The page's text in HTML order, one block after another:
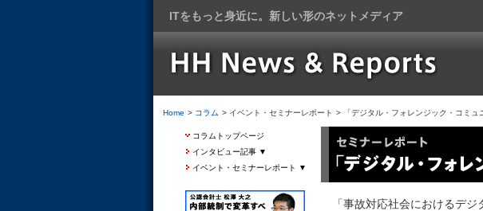
ITをもっと身近に。新しい形のネットメディア
Home > コラム > イベント・セミナーレポート > 「デジタル・フォレンジック・コミュ
コラムトップページ
インタビュー記事 ▼
イベント・セミナーレポート ▼
「事故対応社会におけるデジ